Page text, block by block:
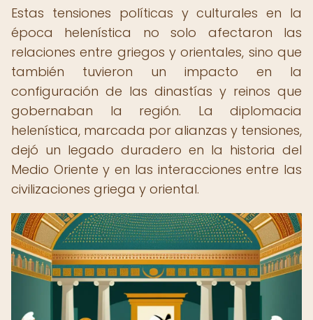
Estas tensiones políticas y culturales en la
época helenística no solo afectaron las
relaciones entre griegos y orientales, sino que
también tuvieron un impacto en la
configuración de las dinastías y reinos que
gobernaban la región. La diplomacia
helenística, marcada por alianzas y tensiones,
dejó un legado duradero en la historia del
Medio Oriente y en las interacciones entre las
civilizaciones griega y oriental.